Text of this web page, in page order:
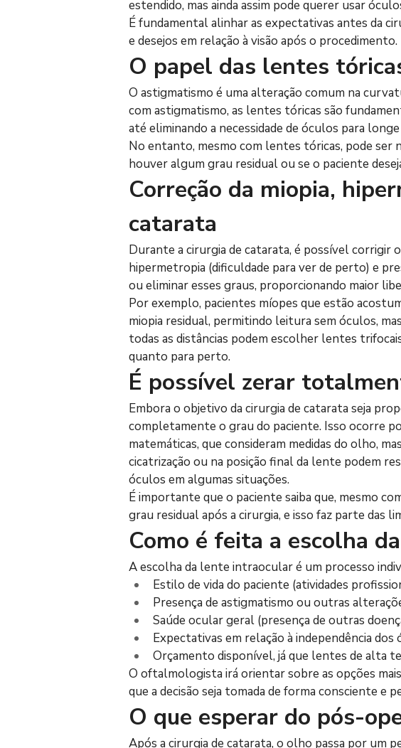
estendido, mas ainda assim pode querer usar
É fundamental alinhar as expectativas antes da
e desejos em relação à visão após o procedimento.
O papel das lentes
O astigmatismo é uma alteração comum na
com astigmatismo, as lentes tóricas são
até eliminando a necessidade de óculos para
No entanto, mesmo com lentes tóricas, pode ser
houver algum grau residual ou se o paciente
Correção da miopia,
catarata
Durante a cirurgia de catarata, é possível corrigir
hipermetropia (dificuldade para ver de perto) e
ou eliminar esses graus, proporcionando maior
Por exemplo, pacientes míopes que estão
miopia residual, permitindo leitura sem óculos,
todas as distâncias podem escolher lentes
quanto para perto.
É possível zerar
Embora o objetivo da cirurgia de catarata seja
completamente o grau do paciente. Isso ocorre
matemáticas, que consideram medidas do olho,
cicatrização ou na posição final da lente podem
óculos em algumas situações.
É importante que o paciente saiba que, mesmo
grau residual após a cirurgia, e isso faz parte das
Como é feita a escolha
A escolha da lente intraocular é um processo
Estilo de vida do paciente (atividades
Presença de astigmatismo ou outras
Saúde ocular geral (presença de outras
Expectativas em relação à independência dos
Orçamento disponível, já que lentes de alta
O oftalmologista irá orientar sobre as opções
que a decisão seja tomada de forma consciente e
O que esperar do pós-
Após a cirurgia de catarata, o olho passa por um